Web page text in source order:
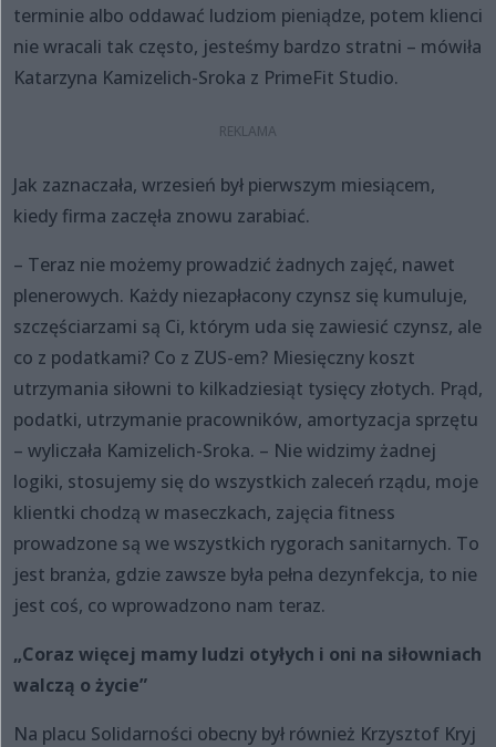
terminie albo oddawać ludziom pieniądze, potem klienci
nie wracali tak często, jesteśmy bardzo stratni – mówiła
Katarzyna Kamizelich-Sroka z PrimeFit Studio.
Jak zaznaczała, wrzesień był pierwszym miesiącem,
kiedy firma zaczęła znowu zarabiać.
– Teraz nie możemy prowadzić żadnych zajęć, nawet
plenerowych. Każdy niezapłacony czynsz się kumuluje,
szczęściarzami są Ci, którym uda się zawiesić czynsz, ale
co z podatkami? Co z ZUS-em? Miesięczny koszt
utrzymania siłowni to kilkadziesiąt tysięcy złotych. Prąd,
podatki, utrzymanie pracowników, amortyzacja sprzętu
– wyliczała Kamizelich-Sroka. – Nie widzimy żadnej
logiki, stosujemy się do wszystkich zaleceń rządu, moje
klientki chodzą w maseczkach, zajęcia fitness
prowadzone są we wszystkich rygorach sanitarnych. To
jest branża, gdzie zawsze była pełna dezynfekcja, to nie
jest coś, co wprowadzono nam teraz.
„Coraz więcej mamy ludzi otyłych i oni na siłowniach
walczą o życie”
Na placu Solidarności obecny był również Krzysztof Kryj